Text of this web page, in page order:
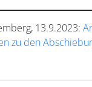
13.9.2023:
zu den